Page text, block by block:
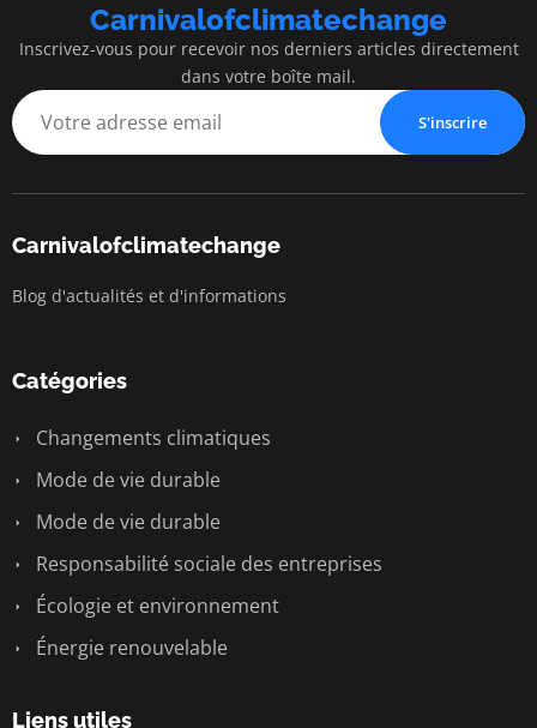
Carnivalofclimatechange
Inscrivez-vous pour recevoir nos derniers articles directement
dans votre boîte mail.
S'inscrire
Carnivalofclimatechange
Blog d'actualités et d'informations
Catégories
Changements climatiques
Mode de vie durable
Mode de vie durable
Responsabilité sociale des entreprises
Écologie et environnement
Énergie renouvelable
Liens utiles